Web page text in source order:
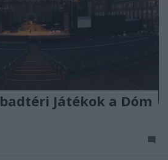
Játékok a Dóm